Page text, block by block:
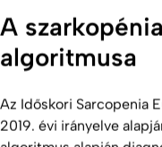
A
algoritmusa
Az Időskori Sarcopenia
2019. évi irányelve